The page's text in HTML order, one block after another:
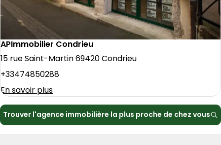
APImmobilier Condrieu
15 rue Saint-Martin 69420 Condrieu
+33474850288
En savoir plus
Trouver l'agence immobilière la plus proche de chez vous